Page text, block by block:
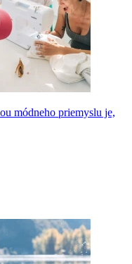
módneho priemyslu je,